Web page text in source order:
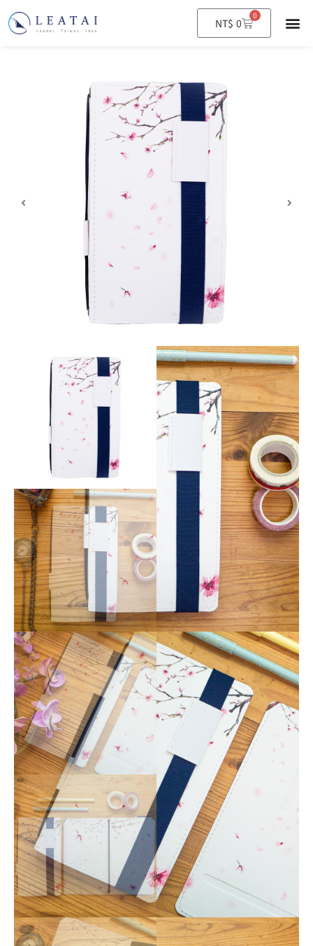
NT$ 0
0
購
物